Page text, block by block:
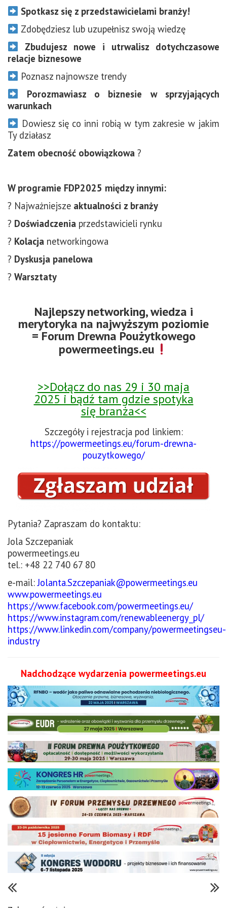
Spotkasz się z przedstawicielami branży!
Zdobędziesz lub uzupełnisz swoją wiedzę
Zbudujesz nowe i utrwalisz dotychczasowe
relacje biznesowe
Poznasz najnowsze trendy
Porozmawiasz o biznesie w sprzyjających
warunkach
Dowiesz się co inni robią w tym zakresie w jakim
Ty działasz
Zatem obecność obowiązkowa ?
W programie FDP2025 między innymi:
? Najważniejsze aktualności z branży
? Doświadczenia przedstawicieli rynku
? Kolacja networkingowa
? Dyskusja panelowa
? Warsztaty
Najlepszy networking, wiedza i
merytoryka na najwyższym poziomie
= Forum Drewna Poużytkowego
powermeetings.eu
>>Dołącz do nas 29 i 30 maja
2025 i bądź tam gdzie spotyka
się branża<<
Szczegóły i rejestracja pod linkiem:
https://powermeetings.eu/forum-drewna-
pouzytkowego/
Pytania? Zapraszam do kontaktu:
Jola Szczepaniak
powermeetings.eu
tel.: +48 22 740 67 80
e-mail:Jolanta.Szczepaniak@powermeetings.eu
www.powermeetings.eu
https://www.facebook.com/powermeetings.eu/
https://www.instagram.com/renewableenergy_pl/
https://www.linkedin.com/company/powermeetingseu-
industry
Nadchodzące wydarzenia powermeetings.eu